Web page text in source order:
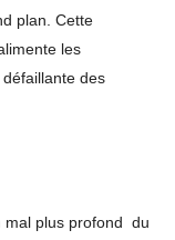
plan. Cette
les
des
mal plus profond du